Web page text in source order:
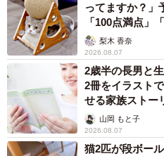
ってますか？
「100点満点」
梨木 香奈
2026.08.07
2歳半の長男と
2冊をイラスト
せる家族ストー
山岡 もと子
2026.08.07
猫2匹が段ボー